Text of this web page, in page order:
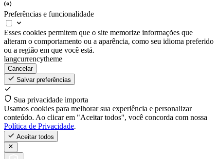
Preferências e funcionalidade
Esses cookies permitem que o site memorize informações que
alteram o comportamento ou a aparência, como seu idioma preferido
ou a região em que você está.
langcurrencytheme
Cancelar
Salvar preferências
Sua privacidade importa
Usamos cookies para melhorar sua experiência e personalizar
conteúdo. Ao clicar em "Aceitar todos", você concorda com nossa
Política de Privacidade.
Aceitar todos